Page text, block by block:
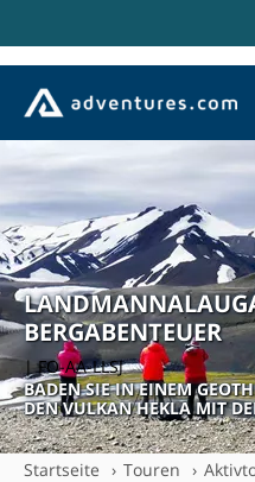
BERGABENTEUER
| FO-AA-LLSJ
BADEN SIE IN EINEM
DEN VULKAN HEKLA MIT
Startseite Touren